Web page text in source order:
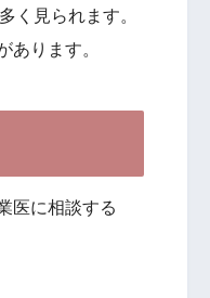
く見られます。
ります。
医に相談する